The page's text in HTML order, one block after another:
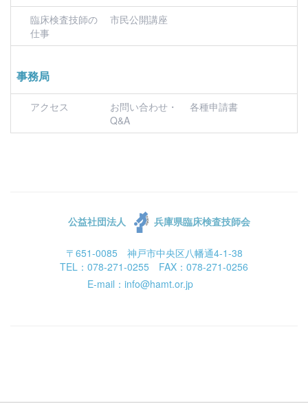
臨床検査技師の
仕事
市民公開講座
事務局
アクセス
お問い合わせ・
Q&A
各種申請書
公益社団法人 兵庫県臨床検査技師会
〒651-0085 神戸市中央区八幡通4-1-38
TEL：078-271-0255 FAX：078-271-0256
E-mail：info@hamt.or.jp